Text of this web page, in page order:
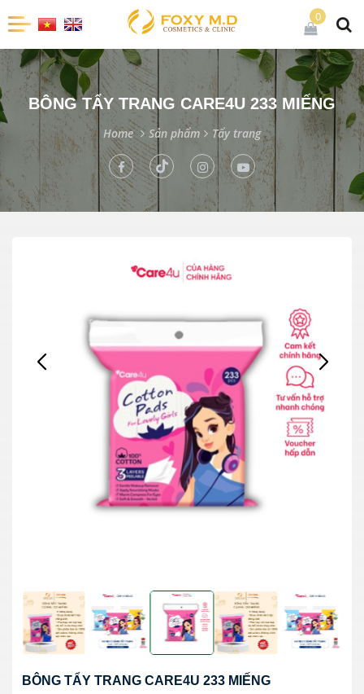
0
BÔNG TẨY TRANG CARE4U 233 MIẾNG
Home Sản phẩm Tẩy trang
BÔNG TẨY TRANG CARE4U 233 MIẾNG